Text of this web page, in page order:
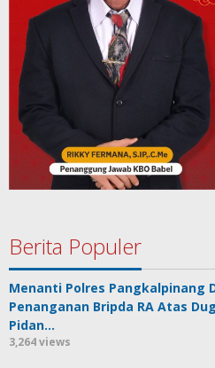
Berita Populer
Menanti Polres Pangkalpinang
Penanganan Bripda RA Atas
Pidan…
3,264 views